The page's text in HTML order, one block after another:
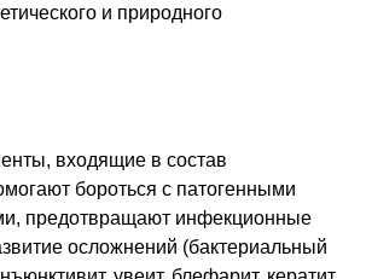
и природного
входящие в состав
бороться с патогенными
предотвращают инфекционные
осложнений (бактериальный